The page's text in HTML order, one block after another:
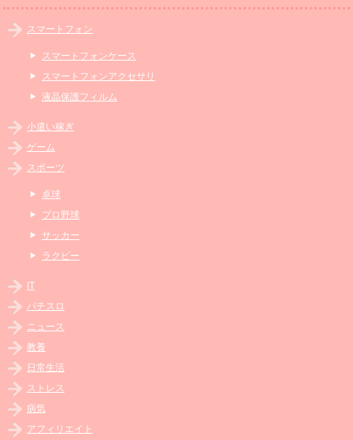
スマートフォン
スマートフォンケース
スマートフォンアクセサリ
液晶保護フィルム
小遣い稼ぎ
ゲーム
スポーツ
卓球
プロ野球
サッカー
ラクビー
IT
パチスロ
ニュース
教養
日常生活
ストレス
病気
アフィリエイト